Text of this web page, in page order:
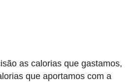
as calorias que gastamos,
que aportamos com a